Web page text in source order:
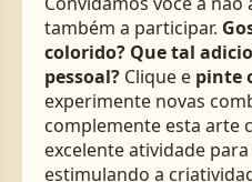
também a participar.
colorido? Que tal
pessoal? Clique e pinte
experimente novas
complemente esta arte
excelente atividade para
estimulando a